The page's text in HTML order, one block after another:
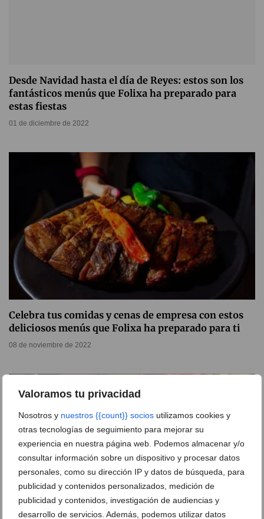
Valoramos tu privacidad
Nosotros y nuestros {{count}} socios utilizamos cookies y
otras tecnologías de seguimiento para mejorar su
experiencia en nuestra página web. Podemos almacenar y/o
consultar información sobre un dispositivo y procesar datos
personales, como su dirección IP y datos de búsqueda, para
publicidad y contenidos personalizados, medición de
publicidad y contenidos, investigación de audiencias y
desarrollo de servicios. Además, podemos utilizar datos
Desde Navidad hasta el día de Reyes: estos son los
fantásticos menús que Folixa ha preparado para
estas fiestas
01 de diciembre de 2022
Celebra tus comidas y cenas de empresa con estos
deliciosos menús que Folixa ha preparado para ti
08 de noviembre de 2022